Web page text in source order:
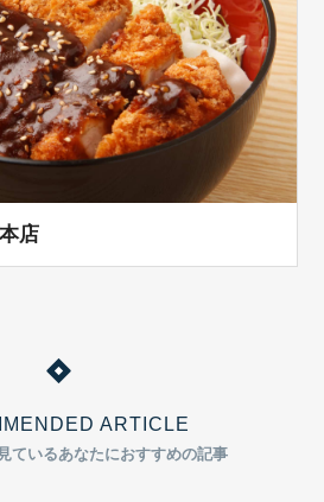
店
ARTICLE
ているあなたにおすすめの記事